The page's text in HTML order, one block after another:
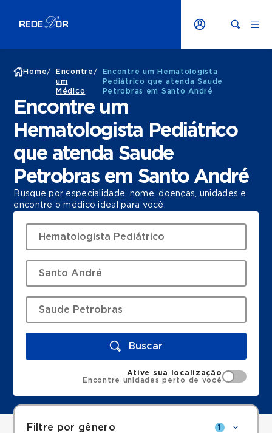
Home/
Encontre
um
Médico
/
Encontre um Hematologista
Pediátrico que atenda Saude
Petrobras em Santo André
Encontre um
Hematologista Pediátrico
que atenda Saude
Petrobras em Santo André
Busque por especialidade, nome, doenças, unidades e
encontre o médico ideal para você.
Buscar
Ative sua localização
Encontre unidades perto de você
Filtre por gênero 1